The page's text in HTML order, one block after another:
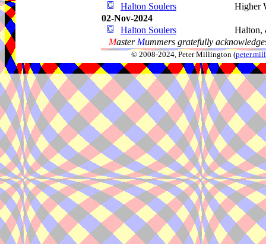
Halton Soulers
Higher
02-Nov-2024
Halton Soulers
Halton,
Master Mummers gratefully
© 2008-2024, Peter Millington (